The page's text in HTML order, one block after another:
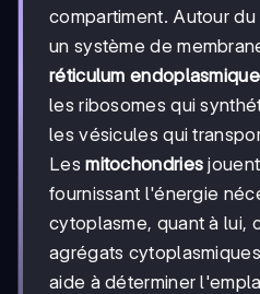
compartiment. Autour
un système de
réticulum endoplasmique
les ribosomes qui
les vésicules qui
Lesmitochondries
fournissant l'énergie
cytoplasme, quant à lui,
agrégats
aide à déterminer